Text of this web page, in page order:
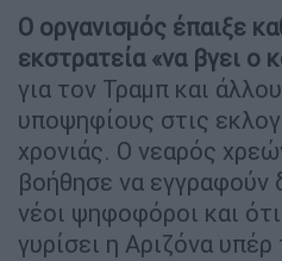
Ο οργανισμός έπαιξε
εκστρατεία «να βγει ο
για τον Τραμπ και
υποψηφίους στις
χρονιάς. Ο νεαρός
βοήθησε να εγγραφούν
νέοι ψηφοφόροι και
γυρίσει η Αριζόνα